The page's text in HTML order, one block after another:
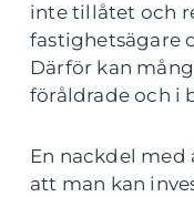
inte tillåtet och
fastighetsägare
Därför kan
föråldrade och i
En nackdel med
att man kan